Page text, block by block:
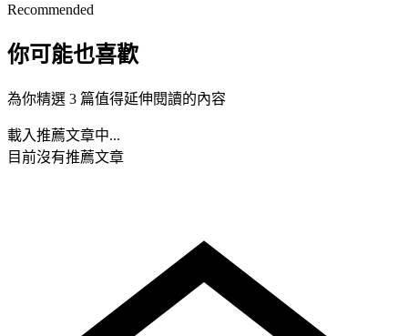
Recommended
你可能也喜歡
為你精選 3 篇值得延伸閱讀的內容
載入推薦文章中...
目前沒有推薦文章